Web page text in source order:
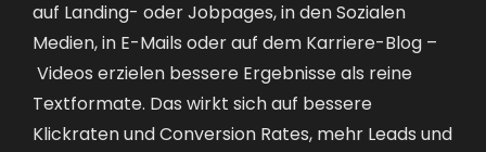
auf Landing- oder Jobpages, in den Sozialen
Medien, in E-Mails oder auf dem Karriere-Blog –
Videos erzielen bessere Ergebnisse als reine
Textformate . Das wirkt sich auf bessere
Klickraten und Conversion Rates, mehr Leads und